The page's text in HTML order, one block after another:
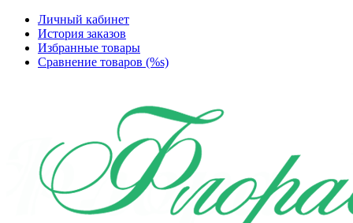
Личный кабинет
История заказов
Избранные товары
Сравнение товаров (%s)